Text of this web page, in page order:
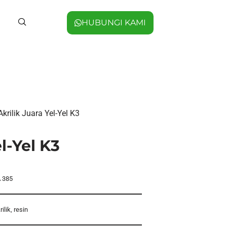
HUBUNGI KAMI
Juara Yel-Yel K3
Yel K3
385
resin